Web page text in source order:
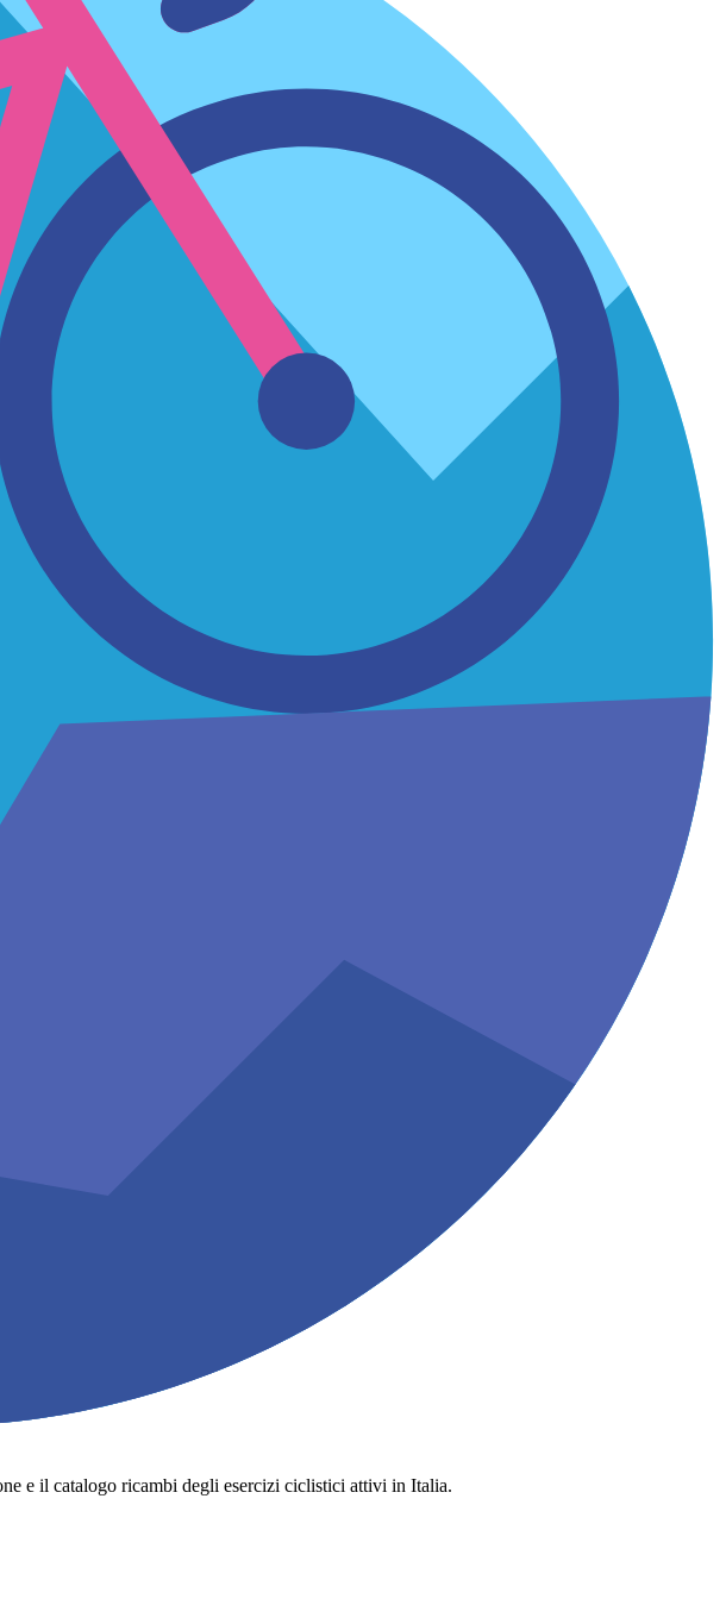
e il catalogo ricambi degli esercizi ciclistici attivi in Italia.